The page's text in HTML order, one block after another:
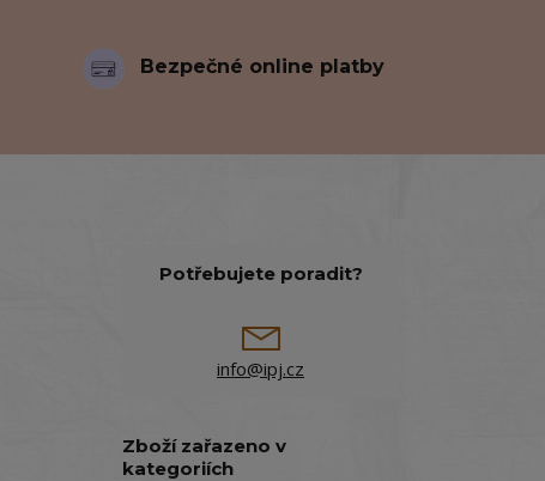
Bezpečné online platby
Potřebujete poradit?
info@ipj.cz
Zboží zařazeno v
kategoriích